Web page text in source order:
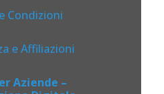
Condizioni
e Affiliazioni
Aziende –